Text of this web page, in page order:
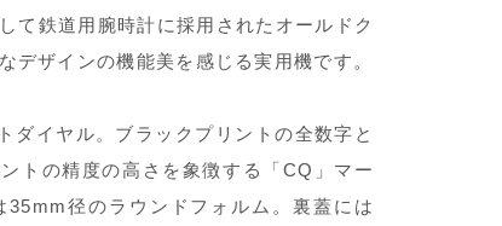
て鉄道用腕時計に採用されたオールドク
デザインの機能美を感じる実用機です。
イヤル。ブラックプリントの全数字と
トの精度の高さを象徴する「CQ」マー
径のラウンドフォルム。裏蓋には